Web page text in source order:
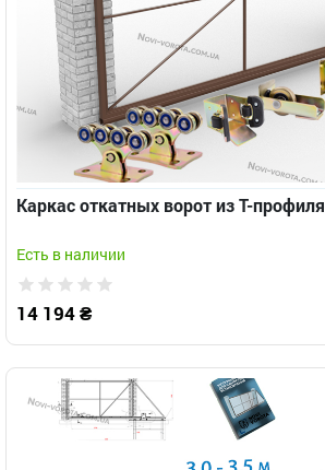
Каркас откатных ворот из Т-профиля
Есть в наличии
14 194 ₴